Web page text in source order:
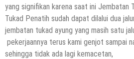
yang signifikan karena saat ini Jembatan
Tukad Penatih sudah dapat dilalui dua
jembatan tukad ayung yang masih satu
pekerjaannya terus kami genjot sampai
sehingga tidak ada lagi kemacetan,